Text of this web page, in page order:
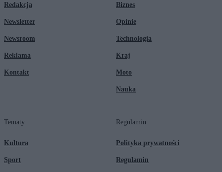
Redakcja
Newsletter
Newsroom
Reklama
Kontakt
Biznes
Opinie
Technologia
Kraj
Moto
Nauka
Tematy
Kultura
Sport
Regulamin
Polityka prywatności
Regulamin